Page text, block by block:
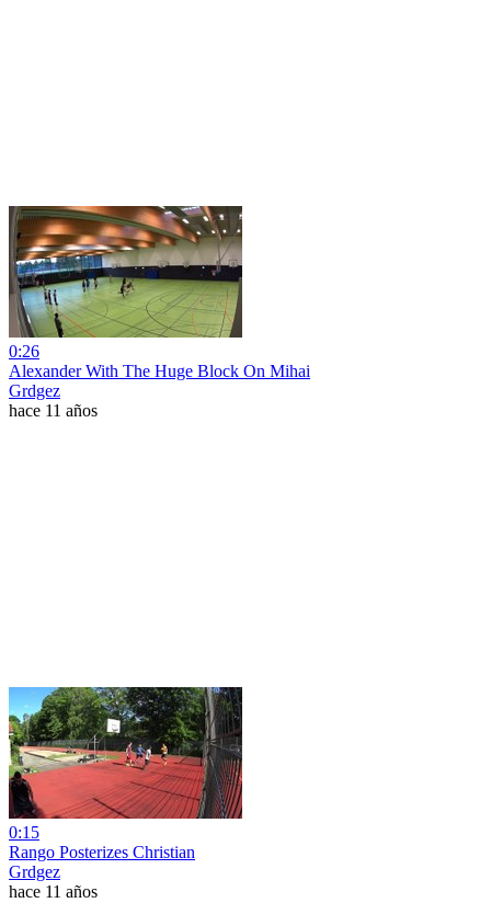
0:26
Alexander With The Huge Block On Mihai
Grdgez
hace 11 años
0:15
Rango Posterizes Christian
Grdgez
hace 11 años